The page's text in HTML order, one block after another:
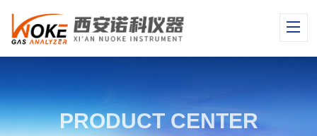
PRODUCT CENTER